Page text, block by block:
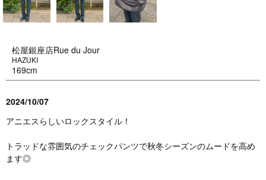
松屋銀座店Rue du Jour
HAZUKI
169cm
2024/10/07
アニエスらしいロックスタイル！
トラッドな雰囲気のチェックパンツで秋冬シーズンのムードを高め
ます◎